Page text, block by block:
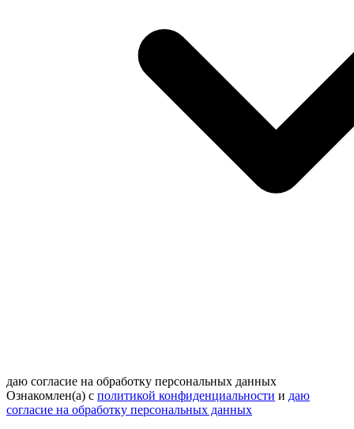
даю согласие на обработку персональных данных
Ознакомлен(а) с политикой конфиденциальности и даю
согласие на обработку персональных данных